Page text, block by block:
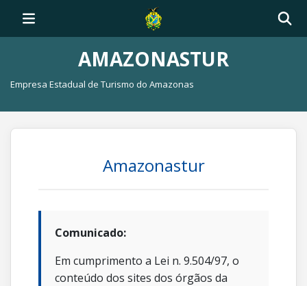
AMAZONASTUR
Empresa Estadual de Turismo do Amazonas
Amazonastur
Comunicado:
Em cumprimento a Lei n. 9.504/97, o
conteúdo dos sites dos órgãos da